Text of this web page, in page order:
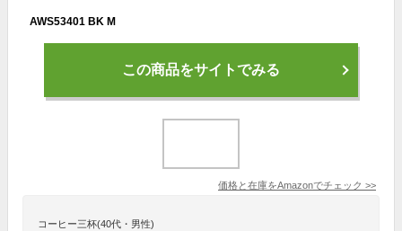
AWS53401 BK M
この商品をサイトでみる
価格と在庫をAmazonでチェック >>
コーヒー三杯(40代・男性)